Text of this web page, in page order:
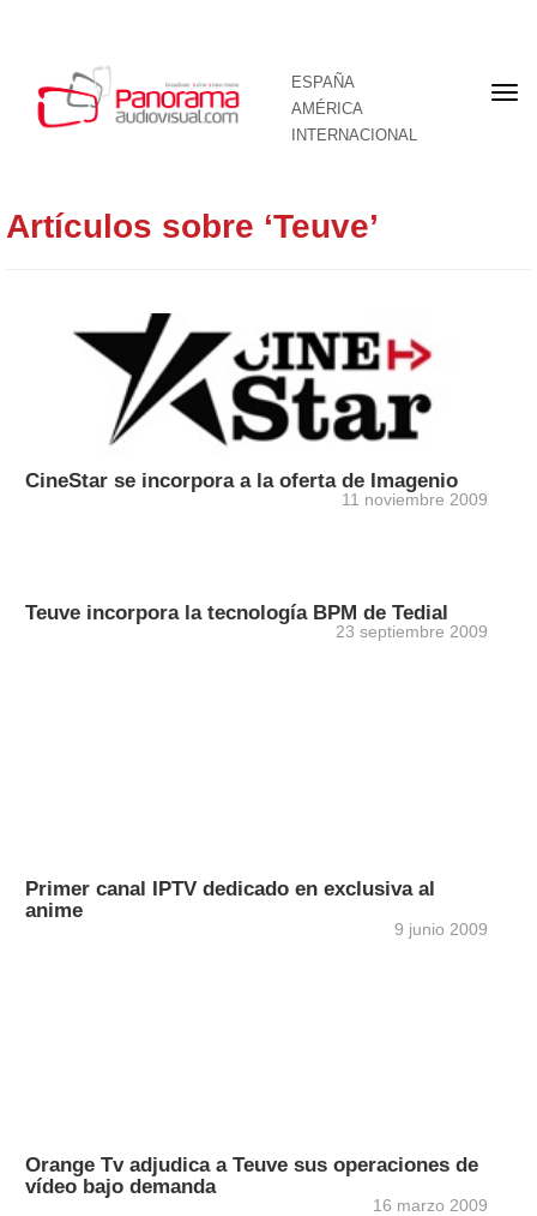
ESPAÑA
AMÉRICA
INTERNACIONAL
Artículos sobre ‘Teuve’
CineStar se incorpora a la oferta de Imagenio
11 noviembre 2009
Teuve incorpora la tecnología BPM de Tedial
23 septiembre 2009
Primer canal IPTV dedicado en exclusiva al
anime
9 junio 2009
Orange Tv adjudica a Teuve sus operaciones de
vídeo bajo demanda
16 marzo 2009